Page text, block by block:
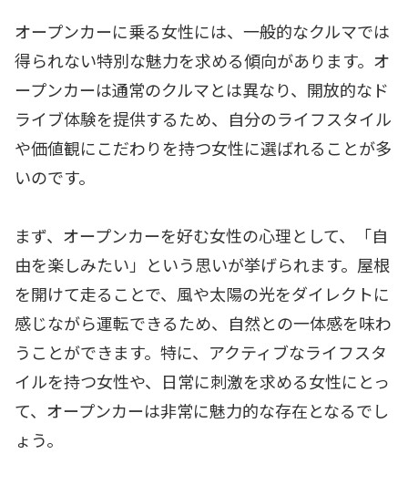
オープンカーに乗る女性には、一般的なクルマでは
得られない特別な魅力を求める傾向があります。オ
ープンカーは通常のクルマとは異なり、開放的なド
ライブ体験を提供するため、自分のライフスタイル
や価値観にこだわりを持つ女性に選ばれることが多
いのです。
まず、オープンカーを好む女性の心理として、「自
由を楽しみたい」という思いが挙げられます。屋根
を開けて走ることで、風や太陽の光をダイレクトに
感じながら運転できるため、自然との一体感を味わ
うことができます。特に、アクティブなライフスタ
イルを持つ女性や、日常に刺激を求める女性にとっ
て、オープンカーは非常に魅力的な存在となるでし
ょう。